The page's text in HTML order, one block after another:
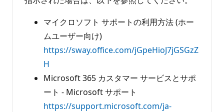
マイクロソフト サポートの利用方法 (ホー
ムユーザー向け)
https://sway.office.com/jGpeHioJ7jGSGzZ
H
Microsoft 365 カスタマー サービスとサポ
ート - Microsoft サポート
https://support.microsoft.com/ja-